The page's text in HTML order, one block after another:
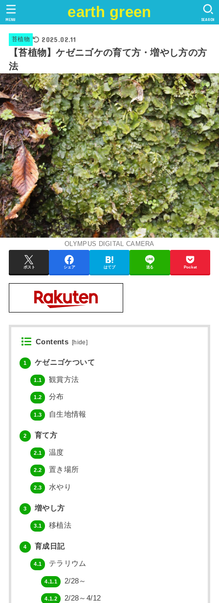
earth green SEARCH
MENU
苔植物 2025.02.11
【苔植物】ケゼニゴケの育て方・増やし方の方
法
OLYMPUS DIGITAL CAMERA
ポスト シェア はてブ 送る Pocket
Contents [hide]
1 ケゼニゴケついて
1.1 観賞方法
1.2 分布
1.3 自生地情報
2 育て方
2.1 温度
2.2 置き場所
2.3 水やり
3 増やし方
3.1 移植法
4 育成日記
4.1 テラリウム
4.1.1 2/28～
4.1.2 2/28～4/12